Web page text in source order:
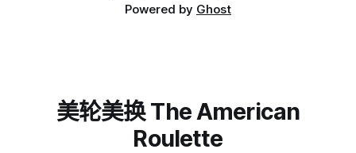
Powered by Ghost
美轮美换 The American
Roulette